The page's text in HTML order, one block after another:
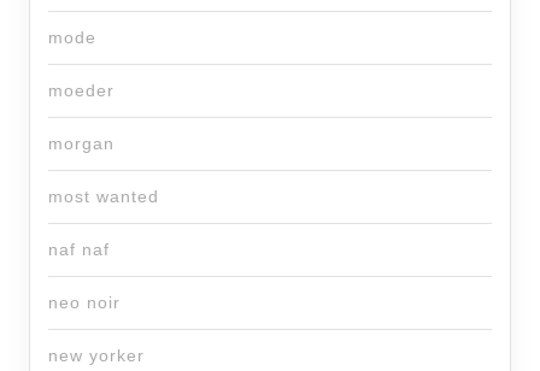
mode
moeder
morgan
most wanted
naf naf
neo noir
new yorker